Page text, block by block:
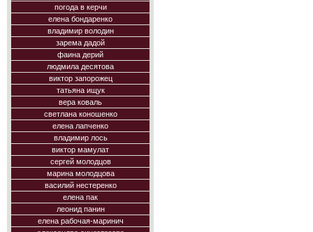
погода в керчи
елена бондаренко
владимир володин
зарема дадой
фаина дерий
людмила десятова
виктор запорожец
татьяна ищук
вера коваль
светлана коношенко
елена лапченко
владимир лось
виктор мамулат
сергей молодцов
марина молодцова
василий нестеренко
елена пак
леонид панин
елена рабочая-маринич